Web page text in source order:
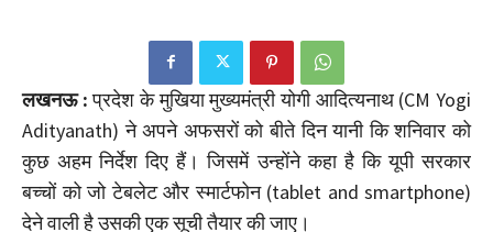
लखनऊ :प्रदेश के मुखिया मुख्यमंत्री योगी आदित्यनाथ (CM Yogi
Adityanath) ने अपने अफसरों को बीते दिन यानी कि शनिवार को
कुछ अहम निर्देश दिए हैं। जिसमें उन्होंने कहा है कि यूपी सरकार
बच्चों को जो टेबलेट और स्मार्टफोन (tablet and smartphone)
देने वाली है उसकी एक सूची तैयार की जाए।